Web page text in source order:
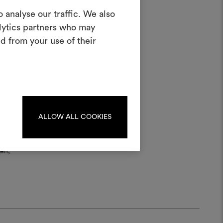
analyse our traffic. We also
partners who may
from your use of their
ALLOW ALL COOKIES
Tool, mit dem Sie Ihre Ideen zum
und mit anderen teilen können,
zu erstellen oder
oder registrieren Sie sich.